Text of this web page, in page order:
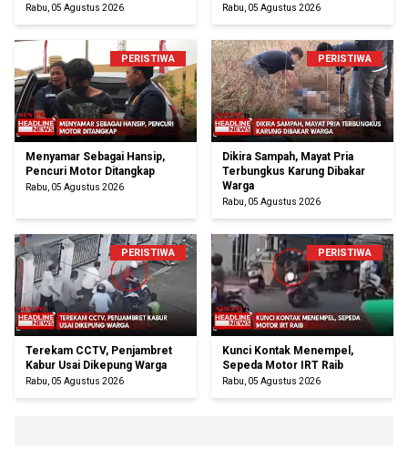
Rabu, 05 Agustus 2026 Rabu, 05 Agustus 2026
PERISTIWA
Menyamar Sebagai Hansip,
Pencuri Motor Ditangkap
Rabu, 05 Agustus 2026
PERISTIWA
Dikira Sampah, Mayat Pria
Terbungkus Karung Dibakar
Warga
Rabu, 05 Agustus 2026
PERISTIWA
Terekam CCTV, Penjambret
Kabur Usai Dikepung Warga
Rabu, 05 Agustus 2026
PERISTIWA
Kunci Kontak Menempel,
Sepeda Motor IRT Raib
Rabu, 05 Agustus 2026